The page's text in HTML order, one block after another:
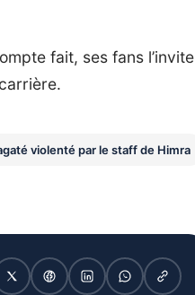
fait, ses fans l’invite
violenté par le staff de Himra